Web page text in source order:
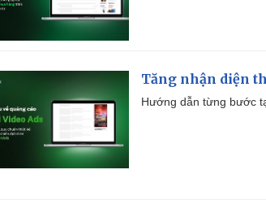
Tăng nhận diện
Hướng dẫn từng bước